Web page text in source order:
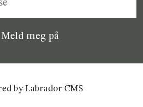
by Labrador CMS